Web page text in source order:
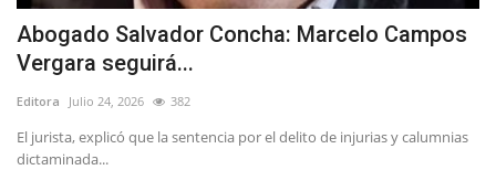
Abogado Salvador Concha: Marcelo Campos
Vergara seguirá...
Editora Julio 24, 2026 382
El jurista, explicó que la sentencia por el delito de injurias y calumnias
dictaminada...